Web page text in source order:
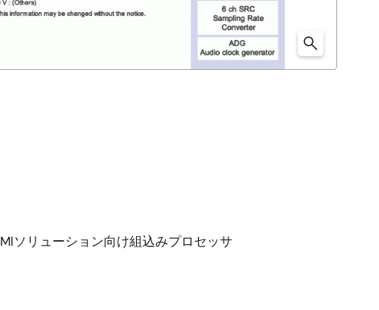
ソリューション向け組込みプロセッサ